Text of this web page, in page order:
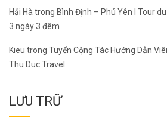
Hải Hà trong Bình Định – Phú Yên I Tour
3 ngày 3 đêm
Kieu trong Tuyển Cộng Tác Hướng Dẫn
Thu Duc Travel
LƯU TRỮ